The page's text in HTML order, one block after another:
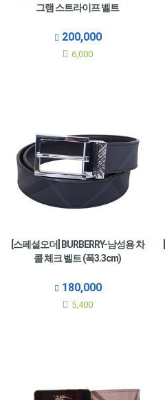
그램 스트라이프 벨트
200,000
6,000
[스페셜오더] BURBERRY-남성용 차
콜 체크 벨트 (폭3.3cm)
180,000
5,400